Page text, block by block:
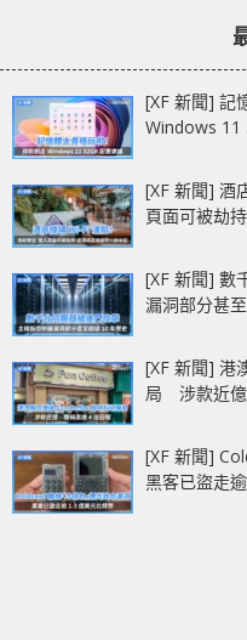
[XF 新聞] 記
Windows 11
[XF 新聞] 酒
頁面可被劫
[XF 新聞] 數
漏洞部分甚
[XF 新聞] 港
局 涉款近
[XF 新聞]
黑客已盜走